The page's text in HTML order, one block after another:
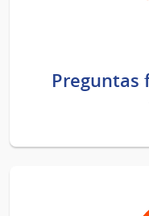
Preguntas